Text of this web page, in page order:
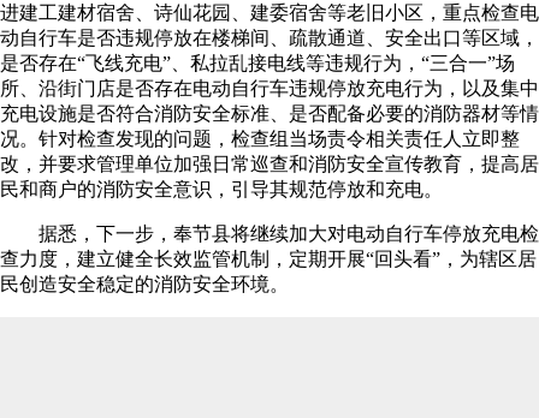
进建工建材宿舍、诗仙花园、建委宿舍等老旧小区，重点检查电
动自行车是否违规停放在楼梯间、疏散通道、安全出口等区域，
是否存在“飞线充电”、私拉乱接电线等违规行为，“三合一”场
所、沿街门店是否存在电动自行车违规停放充电行为，以及集中
充电设施是否符合消防安全标准、是否配备必要的消防器材等情
况。针对检查发现的问题，检查组当场责令相关责任人立即整
改，并要求管理单位加强日常巡查和消防安全宣传教育，提高居
民和商户的消防安全意识，引导其规范停放和充电。
据悉，下一步，奉节县将继续加大对电动自行车停放充电检
查力度，建立健全长效监管机制，定期开展“回头看”，为辖区居
民创造安全稳定的消防安全环境。